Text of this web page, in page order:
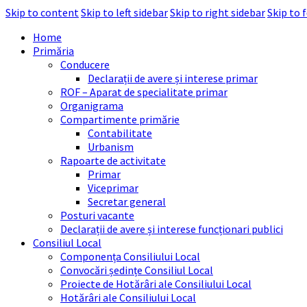
Skip to contentSkip to left sidebarSkip to right sidebarSkip to
Home
Primăria
Conducere
Declarații de avere și interese primar
ROF – Aparat de specialitate primar
Organigrama
Compartimente primărie
Contabilitate
Urbanism
Rapoarte de activitate
Primar
Viceprimar
Secretar general
Posturi vacante
Declarații de avere și interese funcționari publici
Consiliul Local
Componența Consiliului Local
Convocări ședințe Consiliul Local
Proiecte de Hotărâri ale Consiliului Local
Hotărâri ale Consiliului Local